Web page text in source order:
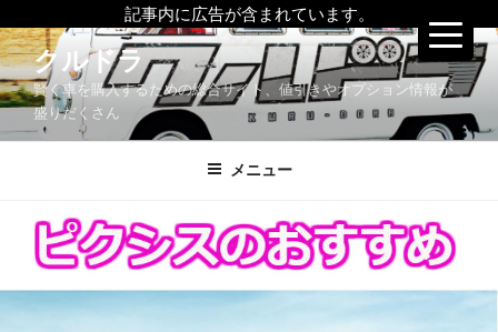
記事内に広告が含まれています。
コ
ン
テ
ツ
クルドラ
賢く車を購入するための総合サイト、値引きやオプション情報が
盛りだくさん
メニュー